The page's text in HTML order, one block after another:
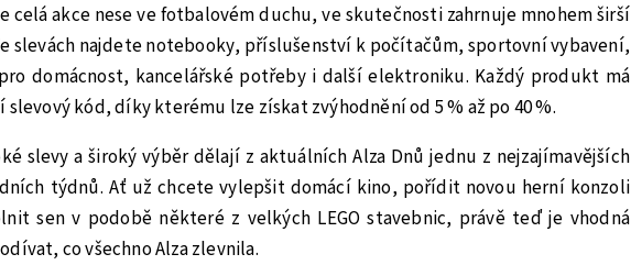
celá akce nese ve fotbalovém duchu, ve skutečnosti zahrnuje mnohem širší
slevách najdete notebooky, příslušenství k počítačům, sportovní vybavení,
domácnost, kancelářské potřeby i další elektroniku. Každý produkt má
slevový kód, díky kterému lze získat zvýhodnění od 5 % až po 40 %.
slevy a široký výběr dělají z aktuálních Alza Dnů jednu z nejzajímavějších
týdnů. Ať už chcete vylepšit domácí kino, pořídit novou herní konzoli
sen v podobě některé z velkých LEGO stavebnic, právě teď je vhodná
co všechno Alza zlevnila.